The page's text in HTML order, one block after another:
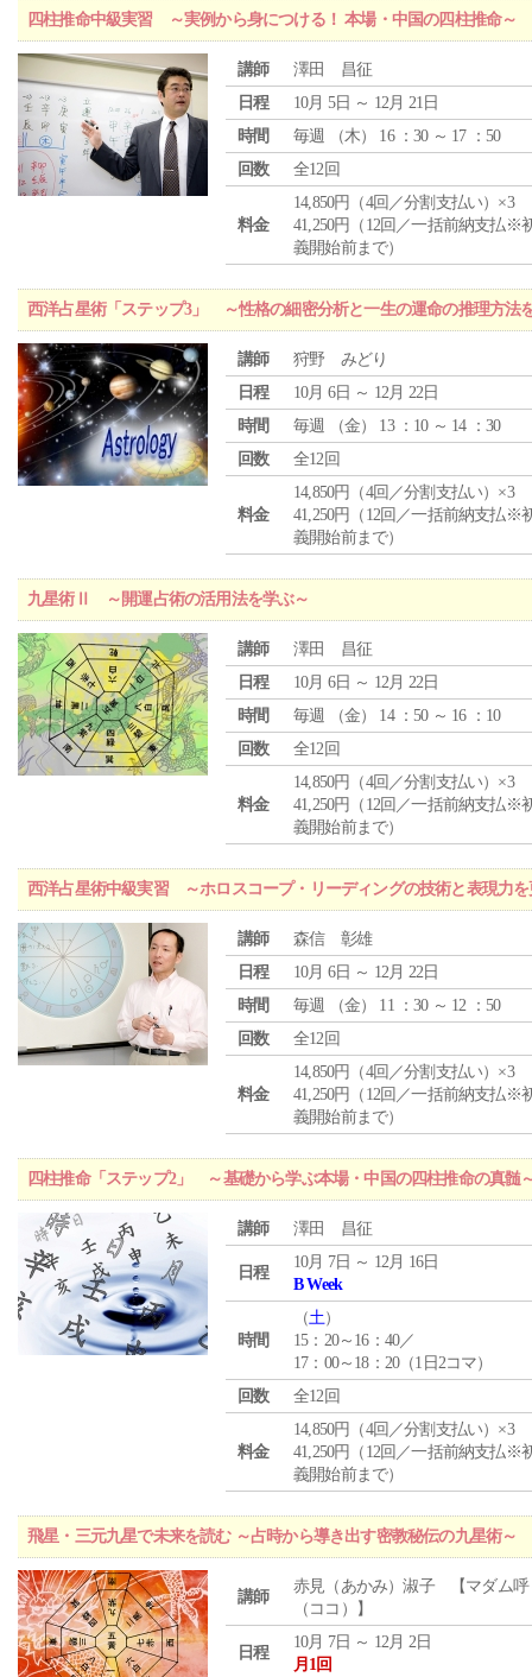
四柱推命中級実習 ～実例から身につける！ 本場・中国の四柱推命～
講師
澤田 昌征
日程
10月 5日 ～ 12月 21日
時間
毎週 （木） 16 ：30 ～ 17 ：50
回数
全12回
料金
14,850円（4回／分割支払い）×3
41,250円（12回／一括前納支払※
義開始前まで）
西洋占星術「ステップ3」 ～性格の細密分析と一生の運命の推理方法
講師
狩野 みどり
日程
10月 6日 ～ 12月 22日
時間
毎週 （金） 13 ：10 ～ 14 ：30
回数
全12回
料金
14,850円（4回／分割支払い）×3
41,250円（12回／一括前納支払※
義開始前まで）
九星術Ⅱ ～開運占術の活用法を学ぶ～
講師
澤田 昌征
日程
10月 6日 ～ 12月 22日
時間
毎週 （金） 14 ：50 ～ 16 ：10
回数
全12回
料金
14,850円（4回／分割支払い）×3
41,250円（12回／一括前納支払※
義開始前まで）
西洋占星術中級実習 ～ホロスコープ・リーディングの技術と表現力
講師
森信 彰雄
日程
10月 6日 ～ 12月 22日
時間
毎週 （金） 11 ：30 ～ 12 ：50
回数
全12回
料金
14,850円（4回／分割支払い）×3
41,250円（12回／一括前納支払※
義開始前まで）
四柱推命「ステップ2」 ～基礎から学ぶ本場・中国の四柱推命の真髄
講師 澤田 昌征
日程
10月 7日 ～ 12月 16日
B Week
時間
（土）
15：20～16：40／
17：00～18：20（1日2コマ）
回数
全12回
料金
14,850円（4回／分割支払い）×3
41,250円（12回／一括前納支払※
義開始前まで）
飛星・三元九星で未来を読む ～占時から導き出す密教秘伝の九星術～
講師
赤見（あかみ）淑子 【マダム呼
（ココ）】
日程
10月 7日 ～ 12月 2日
月1回